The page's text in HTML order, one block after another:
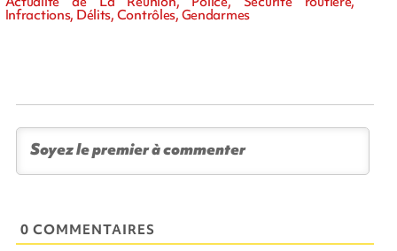
Infractions, Délits, Contrôles, Gendarmes
0 COMMENTAIRES